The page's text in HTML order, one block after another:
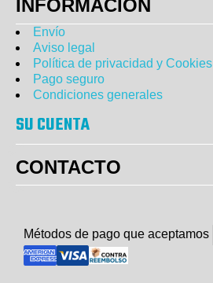
INFORMACIÓN
Envío
Aviso legal
Política de privacidad y Cookies
Pago seguro
Condiciones generales
SU CUENTA
CONTACTO
Métodos de pago que aceptamos